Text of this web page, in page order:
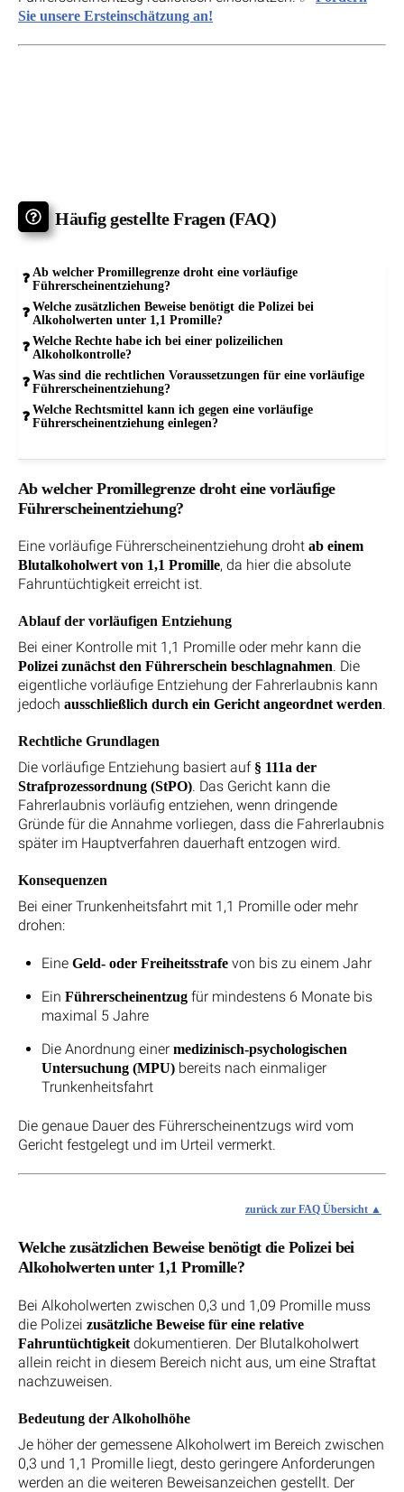
Sie unsere Ersteinschätzung an!
Häufig gestellte Fragen (FAQ)
Ab welcher Promillegrenze droht eine vorläufige
Führerscheinentziehung?
Welche zusätzlichen Beweise benötigt die Polizei bei
Alkoholwerten unter 1,1 Promille?
Welche Rechte habe ich bei einer polizeilichen
Alkoholkontrolle?
Was sind die rechtlichen Voraussetzungen für eine vorläufige
Führerscheinentziehung?
Welche Rechtsmittel kann ich gegen eine vorläufige
Führerscheinentziehung einlegen?
Ab welcher Promillegrenze droht eine vorläufige
Führerscheinentziehung?
Eine vorläufige Führerscheinentziehung droht ab einem
Blutalkoholwert von 1,1 Promille, da hier die absolute
Fahruntüchtigkeit erreicht ist.
Ablauf der vorläufigen Entziehung
Bei einer Kontrolle mit 1,1 Promille oder mehr kann die
Polizei zunächst den Führerschein beschlagnahmen. Die
eigentliche vorläufige Entziehung der Fahrerlaubnis kann
jedoch ausschließlich durch ein Gericht angeordnet werden.
Rechtliche Grundlagen
Die vorläufige Entziehung basiert auf § 111a der
Strafprozessordnung (StPO). Das Gericht kann die
Fahrerlaubnis vorläufig entziehen, wenn dringende
Gründe für die Annahme vorliegen, dass die Fahrerlaubnis
später im Hauptverfahren dauerhaft entzogen wird.
Konsequenzen
Bei einer Trunkenheitsfahrt mit 1,1 Promille oder mehr
drohen:
Eine Geld- oder Freiheitsstrafevon bis zu einem Jahr
Ein Führerscheinentzugfür mindestens 6 Monate bis
maximal 5 Jahre
Die Anordnung einer medizinisch-psychologischen
Untersuchung (MPU)bereits nach einmaliger
Trunkenheitsfahrt
Die genaue Dauer des Führerscheinentzugs wird vom
Gericht festgelegt und im Urteil vermerkt.
zurück zur FAQ Übersicht
Welche zusätzlichen Beweise benötigt die Polizei bei
Alkoholwerten unter 1,1 Promille?
Bei Alkoholwerten zwischen 0,3 und 1,09 Promille muss
die Polizei zusätzliche Beweise für eine relative
Fahruntüchtigkeitdokumentieren. Der Blutalkoholwert
allein reicht in diesem Bereich nicht aus, um eine Straftat
nachzuweisen.
Bedeutung der Alkoholhöhe
Je höher der gemessene Alkoholwert im Bereich zwischen
0,3 und 1,1 Promille liegt, desto geringere Anforderungen
werden an die weiteren Beweisanzeichen gestellt. Der